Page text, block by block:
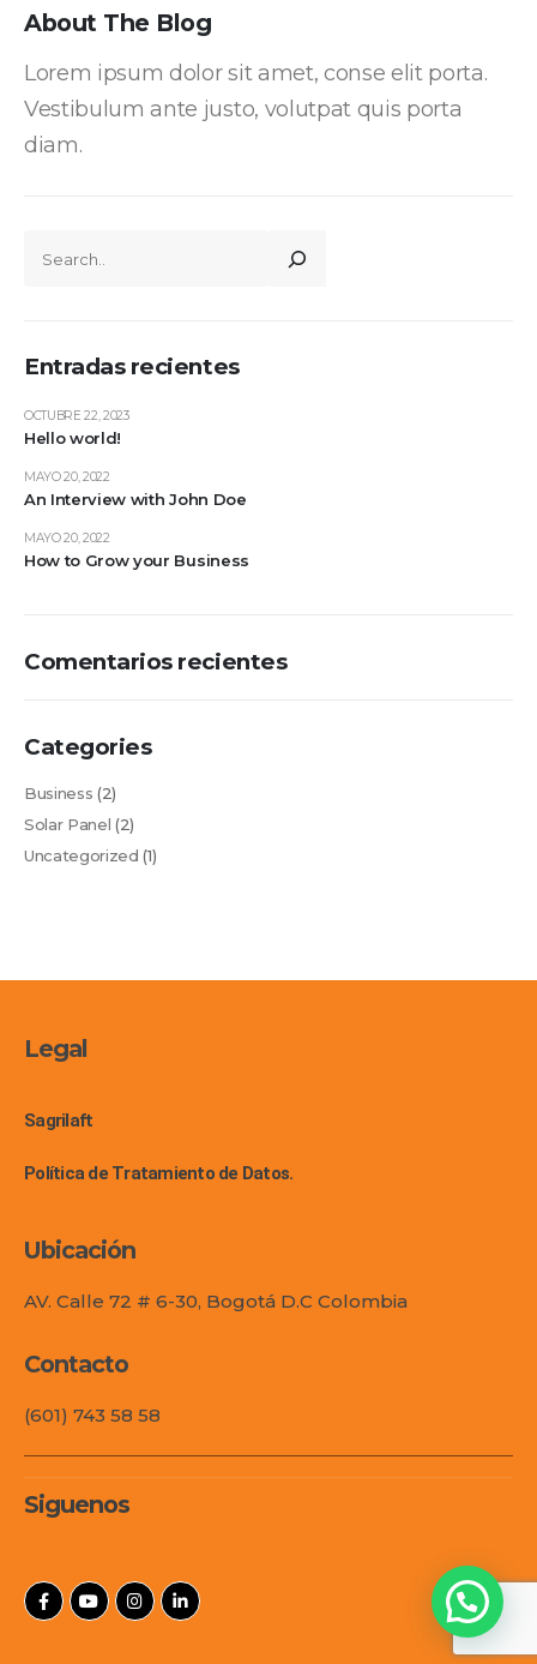
About The Blog
Lorem ipsum dolor sit amet, conse elit porta.
Vestibulum ante justo, volutpat quis porta
diam.
Entradas recientes
Hello world!
OCTUBRE 22, 2023
An Interview with John Doe
MAYO 20, 2022
How to Grow your Business
MAYO 20, 2022
Comentarios recientes
Categories
Business (2)
Solar Panel (2)
Uncategorized (1)
Legal
Sagrilaft
Política de Tratamiento de Datos.
Ubicación
AV. Calle 72 # 6-30, Bogotá D.C Colombia
Contacto
(601) 743 58 58
Siguenos